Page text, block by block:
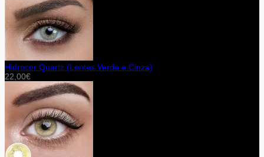
Hidrocor Quartz (Lentes Verde e Cinza)
22,00€